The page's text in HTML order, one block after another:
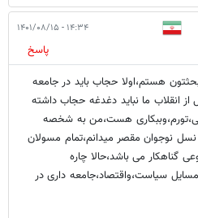
۱۴:۳۴ - ۱۴۰۱/۰۸/۱۵
پاسخ
هستم،اولا حجاب باید در جامعه
انقلاب ما نباید دغدغه حجاب داشته
هست،من به شخصه
نوجوان مقصر میدانم،تمام مسولان
گناهکار می باشد،حالا چاره
سیاست،واقتصاد،جامعه داری در